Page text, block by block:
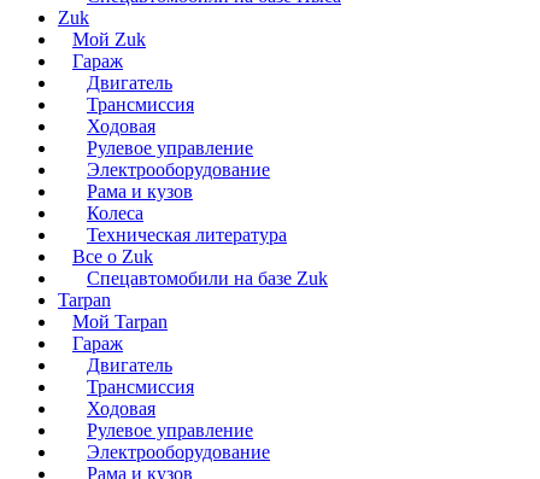
Zuk
Мой Zuk
Гараж
Двигатель
Трансмиссия
Ходовая
Рулевое управление
Электрооборудование
Рама и кузов
Колеса
Техническая литература
Все о Zuk
Спецавтомобили на базе Zuk
Tarpan
Мой Tarpan
Гараж
Двигатель
Трансмиссия
Ходовая
Рулевое управление
Электрооборудование
Рама и кузов